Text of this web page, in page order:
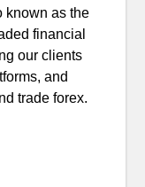
known as the
financial
our clients
and
trade forex.